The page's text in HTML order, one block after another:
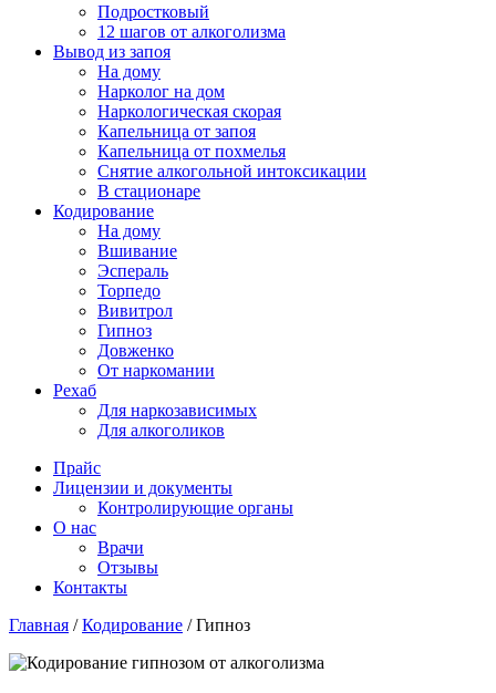
Подростковый
12 шагов от алкоголизма
Вывод из запоя
На дому
Нарколог на дом
Наркологическая скорая
Капельница от запоя
Капельница от похмелья
Снятие алкогольной интоксикации
В стационаре
Кодирование
На дому
Вшивание
Эспераль
Торпедо
Вивитрол
Гипноз
Довженко
От наркомании
Рехаб
Для наркозависимых
Для алкоголиков
Прайс
Лицензии и документы
Контролирующие органы
О нас
Врачи
Отзывы
Контакты
Главная /Кодирование /Гипноз